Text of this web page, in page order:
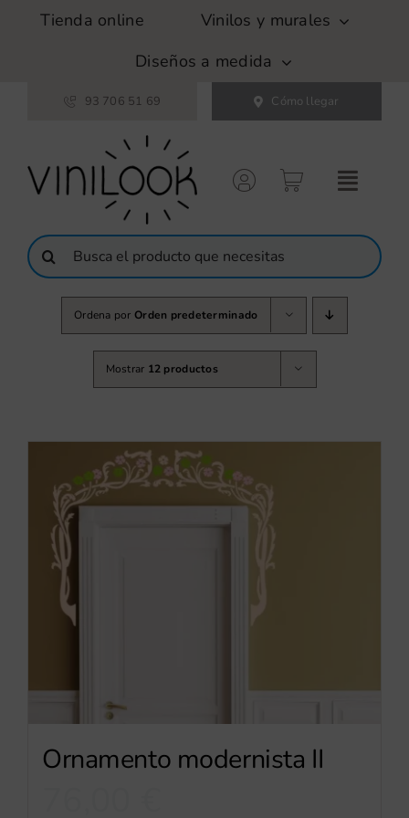
SaltarTienda online
Vinilos y murales
Diseños a medida
93 706 51 69 Cómo llegar
Buscar:
Ordena por Orden predeterminado
Mostrar 12 productos
Ornamento modernista II